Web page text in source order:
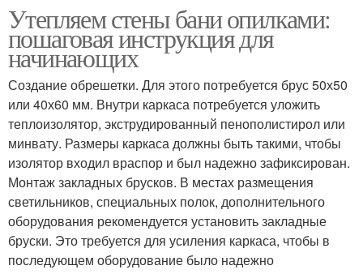
Утепляем стены бани опилками:
пошаговая инструкция для
начинающих
Создание обрешетки. Для этого потребуется брус 50х50
или 40х60 мм. Внутри каркаса потребуется уложить
теплоизолятор, экструдированный пенополистирол или
минвату. Размеры каркаса должны быть такими, чтобы
изолятор входил враспор и был надежно зафиксирован.
Монтаж закладных брусков. В местах размещения
светильников, специальных полок, дополнительного
оборудования рекомендуется установить закладные
бруски. Это требуется для усиления каркаса, чтобы в
последующем оборудование было надежно